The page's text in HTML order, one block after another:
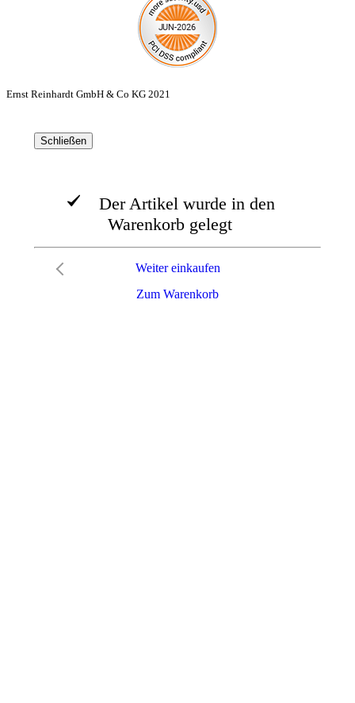
Ernst Reinhardt GmbH & Co KG 2021
Schließen
Der Artikel wurde in den
Warenkorb gelegt
Zum Warenkorb
Weiter einkaufen